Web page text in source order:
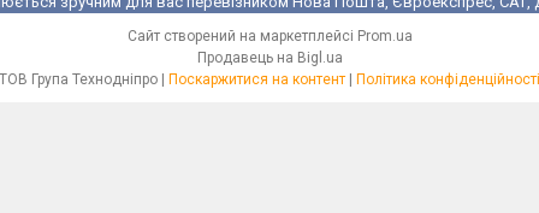
Сайт створений на маркетплейсі Prom.ua
Продавець на Bigl.ua
ТОВ Група Технодніпро | Поскаржитися на контент | Політика конфіденційності